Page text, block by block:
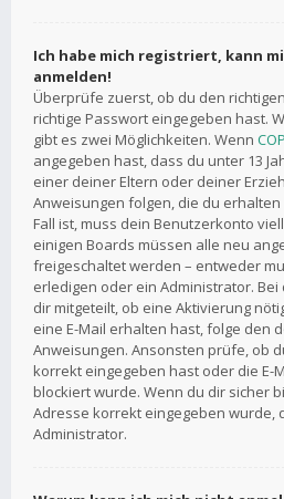
Ich habe mich registriert, kann
anmelden!
Überprüfe zuerst, ob du den
richtige Passwort eingegeben hast.
gibt es zwei Möglichkeiten. Wenn
angegeben hast, dass du unter 13
einer deiner Eltern oder deiner
Anweisungen folgen, die du
Fall ist, muss dein Benutzerkonto
einigen Boards müssen alle neu
freigeschaltet werden – entweder
erledigen oder ein Administrator.
dir mitgeteilt, ob eine Aktivierung
eine E-Mail erhalten hast, folge den
Anweisungen. Ansonsten prüfe, ob
korrekt eingegeben hast oder die E-
blockiert wurde. Wenn du dir sicher
Adresse korrekt eingegeben wurde,
Administrator.